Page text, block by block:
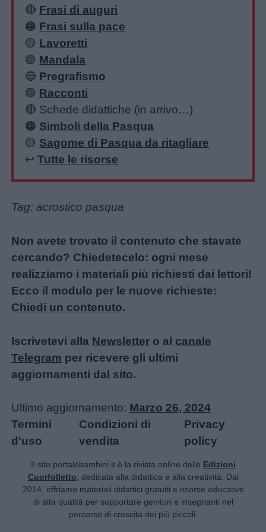
🔴 Frasi di auguri
🟠 Frasi sulla pace
🟡 Lavoretti
🟢 Mandala
🔵 Pregrafismo
🟣 Racconti
🔴 Schede didattiche (in arrivo…)
🟠 Simboli della Pasqua
🟡 Sagome di Pasqua da ritagliare
↩️Tutte le risorse
Tag: acrostico pasqua
Non avete trovato il contenuto che stavate
cercando? Chiedetecelo: ogni mese
realizziamo i materiali più richiesti dai lettori!
Ecco il modulo per le nuove richieste:
Chiedi un contenuto.
Iscrivetevi alla Newsletter o al canale
Telegram per ricevere gli ultimi
aggiornamenti dal sito.
Ultimo aggiornamento: Marzo 26, 2024
Termini
d'uso
Condizioni di
vendita
Privacy
policy
Il sito portalebambini.it è la rivista online delle Edizioni
Cuorfolletto , dedicata alla didattica e alla creatività. Dal
2014, offriamo materiali didattici gratuiti e risorse educative
di alta qualità per supportare genitori e insegnanti nel
percorso di crescita dei più piccoli.